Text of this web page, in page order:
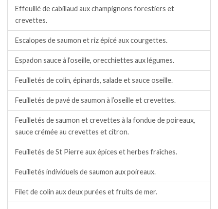
Effeuillé de cabillaud aux champignons forestiers et
crevettes.
Escalopes de saumon et riz épicé aux courgettes.
Espadon sauce à l’oseille, orecchiettes aux légumes.
Feuilletés de colin, épinards, salade et sauce oseille.
Feuilletés de pavé de saumon à l’oseille et crevettes.
Feuilletés de saumon et crevettes à la fondue de poireaux,
sauce crémée au crevettes et citron.
Feuilletés de St Pierre aux épices et herbes fraîches.
Feuilletés individuels de saumon aux poireaux.
Filet de colin aux deux purées et fruits de mer.